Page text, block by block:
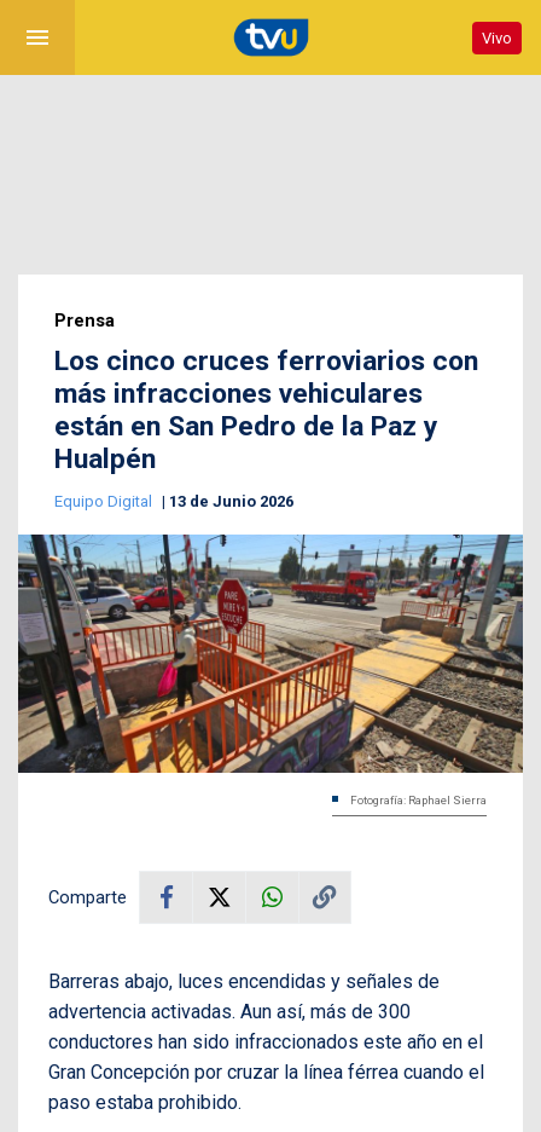
menu Vivo
Prensa
Los cinco cruces ferroviarios con
más infracciones vehiculares
están en San Pedro de la Paz y
Hualpén
Equipo Digital 13 de Junio 2026
Fotografía: Raphael Sierra
Comparte
Barreras abajo, luces encendidas y señales de
advertencia activadas. Aun así, más de 300
conductores han sido infraccionados este año en el
Gran Concepción por cruzar la línea férrea cuando el
paso estaba prohibido.